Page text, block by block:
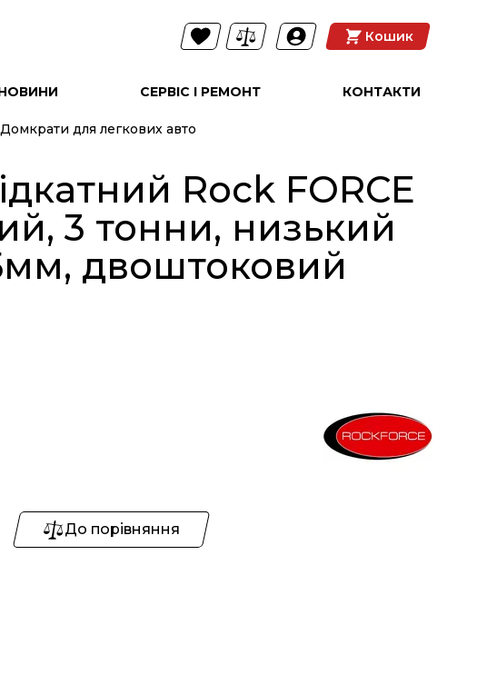
Кошик
СЕРВІС І РЕМОНТ КОНТАКТИ
Домкрати для легкових авто
Rock FORCE
3 тонни, низький
двоштоковий
До порівняння